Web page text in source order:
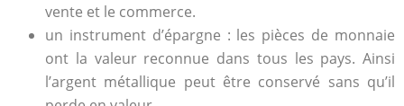
vente et le commerce.
un instrument d’épargne : les pièces de monnaie
ont la valeur reconnue dans tous les pays. Ainsi
l’argent métallique peut être conservé sans qu’il